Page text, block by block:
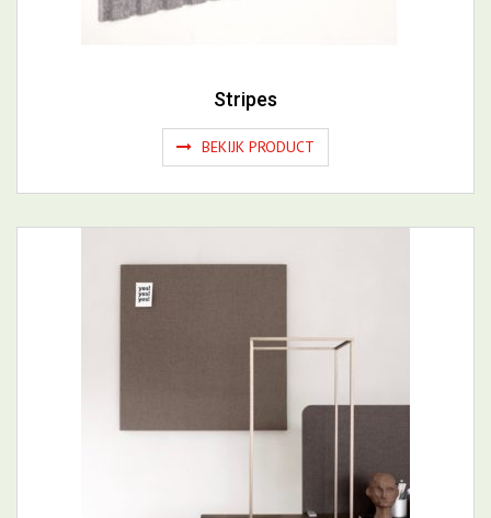
Stripes
BEKIJK PRODUCT